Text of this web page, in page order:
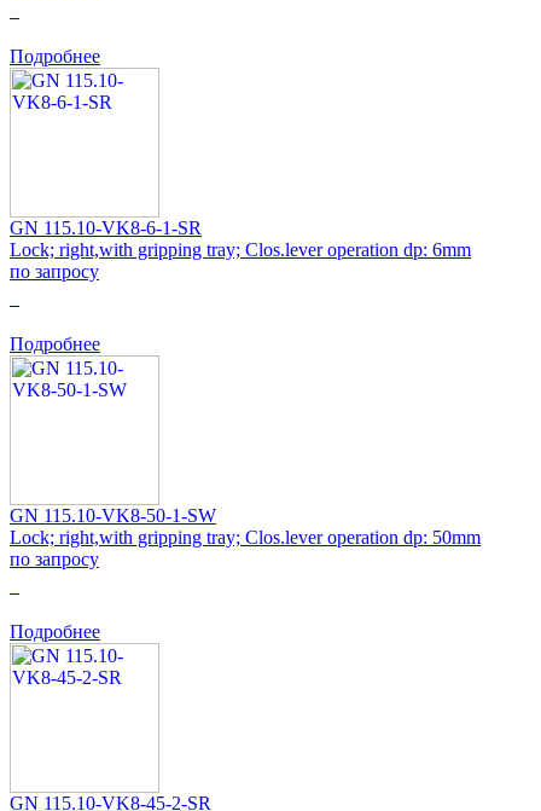
Подробнее
GN 115.10-VK8-6-1-SR
Lock; right,with gripping tray; Clos.lever operation dp: 6mm
по запросу
Подробнее
GN 115.10-VK8-50-1-SW
Lock; right,with gripping tray; Clos.lever operation dp: 50mm
по запросу
Подробнее
GN 115.10-VK8-45-2-SR